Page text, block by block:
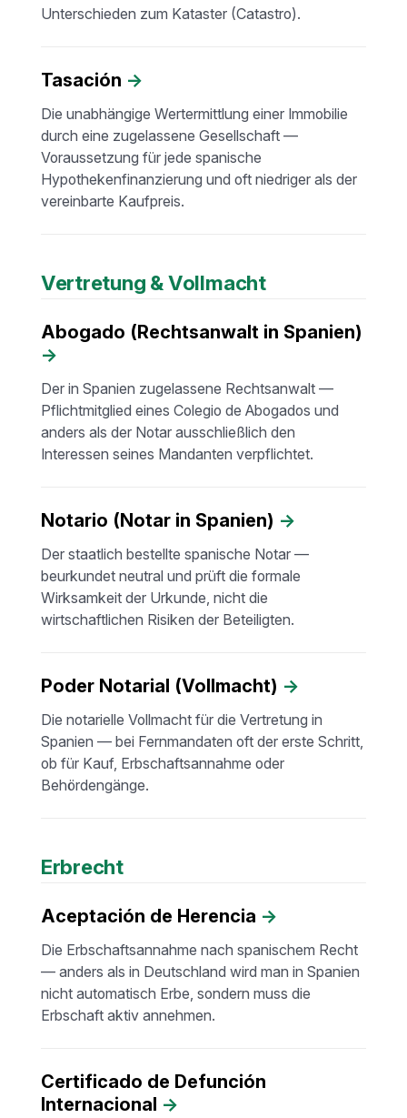
Unterschieden zum Kataster (Catastro).
Tasación →
Die unabhängige Wertermittlung einer Immobilie
durch eine zugelassene Gesellschaft —
Voraussetzung für jede spanische
Hypothekenfinanzierung und oft niedriger als der
vereinbarte Kaufpreis.
Vertretung & Vollmacht
Abogado (Rechtsanwalt in Spanien)
→
Der in Spanien zugelassene Rechtsanwalt —
Pflichtmitglied eines Colegio de Abogados und
anders als der Notar ausschließlich den
Interessen seines Mandanten verpflichtet.
Notario (Notar in Spanien) →
Der staatlich bestellte spanische Notar —
beurkundet neutral und prüft die formale
Wirksamkeit der Urkunde, nicht die
wirtschaftlichen Risiken der Beteiligten.
Poder Notarial (Vollmacht) →
Die notarielle Vollmacht für die Vertretung in
Spanien — bei Fernmandaten oft der erste Schritt,
ob für Kauf, Erbschaftsannahme oder
Behördengänge.
Erbrecht
Aceptación de Herencia →
Die Erbschaftsannahme nach spanischem Recht
— anders als in Deutschland wird man in Spanien
nicht automatisch Erbe, sondern muss die
Erbschaft aktiv annehmen.
Certificado de Defunción
Internacional →